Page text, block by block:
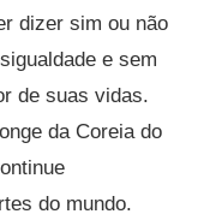
dizer sim ou não
e sem
de suas vidas.
da Coreia do
do mundo.